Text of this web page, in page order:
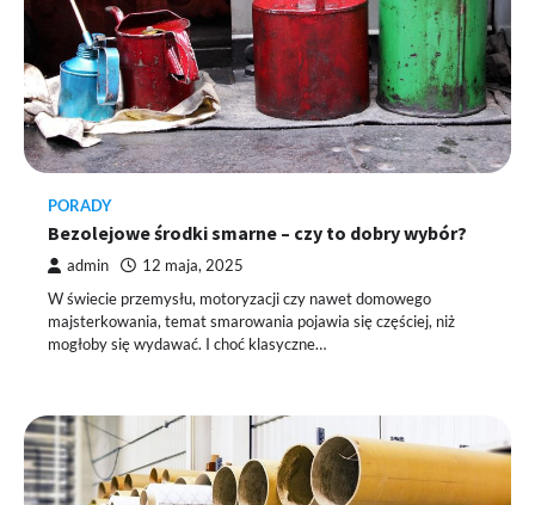
PORADY
Bezolejowe środki smarne – czy to dobry wybór?
admin 12 maja, 2025
W świecie przemysłu, motoryzacji czy nawet domowego
majsterkowania, temat smarowania pojawia się częściej, niż
mogłoby się wydawać. I choć klasyczne…